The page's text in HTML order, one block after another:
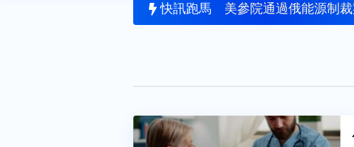
快訊跑馬
案 沈伯洋轟蔣萬安：造謠的人不用負責？美參院通過俄能源制